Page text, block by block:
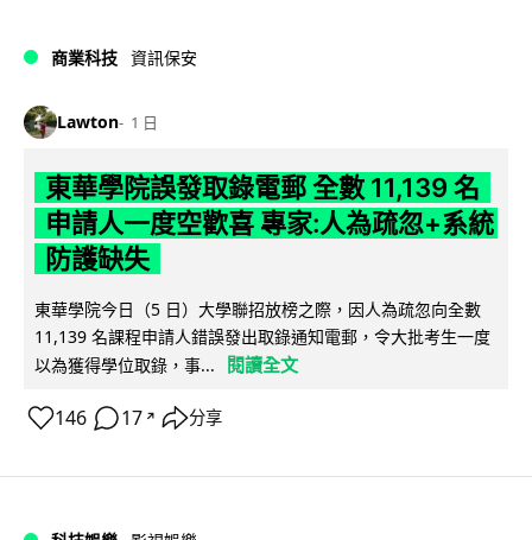
商業科技 資訊保安
Lawton 1 日
東華學院誤發取錄電郵 全數 11,139 名
申請人一度空歡喜 專家:人為疏忽+系統
防護缺失
東華學院今日（5 日）大學聯招放榜之際，因人為疏忽向全數
11,139 名課程申請人錯誤發出取錄通知電郵，令大批考生一度
以為獲得學位取錄，事...
閱讀全文
146 17 ↗ 分享